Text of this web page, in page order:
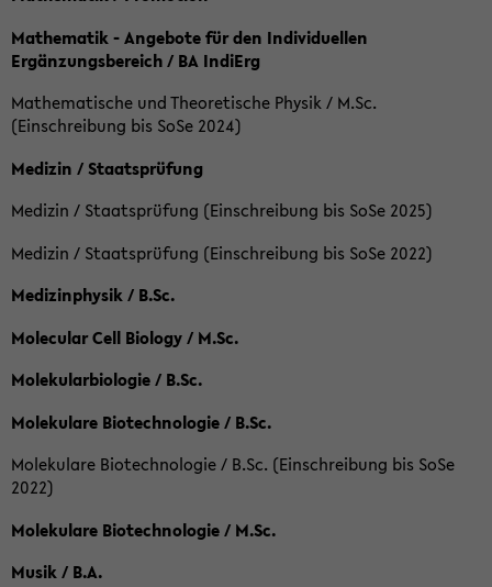
Mathematik - Angebote für den Individuellen
Ergänzungsbereich / BA IndiErg
Mathematische und Theoretische Physik / M.Sc.
(Einschreibung bis SoSe 2024)
Medizin / Staatsprüfung
Medizin / Staatsprüfung (Einschreibung bis SoSe 2025)
Medizin / Staatsprüfung (Einschreibung bis SoSe 2022)
Medizinphysik / B.Sc.
Molecular Cell Biology / M.Sc.
Molekularbiologie / B.Sc.
Molekulare Biotechnologie / B.Sc.
Molekulare Biotechnologie / B.Sc. (Einschreibung bis SoSe
2022)
Molekulare Biotechnologie / M.Sc.
Musik / B.A.